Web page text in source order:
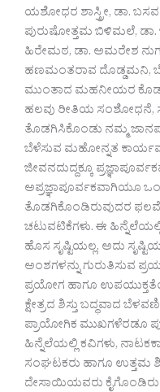
ಯಶೋಧರ ಶಾಸ್ತ್ರೀ, ಡಾ.
ಪುರುಷೋತ್ತಮ ಬಿಳಿಮಲೆ, ಡಾ.
ಹಿರೇಮಠ, ಡಾ. ಅಮರೇಶ
ಹಣಮಂತರಾವ ದೊಡ್ಡಮನಿ,
ಮುಂತಾದ ಮಹನೀಯರ
ಹಲವು ರೀತಿಯ ಸಂಶೋಧನೆ,
ತೊಡಗಿಸಿಕೊಂಡು ನಮ್ಮ
ಬೆಳೆಸುವ ಮಹೋನ್ನತ
ಜೀವನದುದ್ದಕ್ಕೂ
ಅಪ್ರಜ್ಞಾಪೂರ್ವಕವಾಗಿಯೂ
ತೊಡಗಿಕೊಂಡಿರುವುದರ
ಚಟುವಟಿಕೆಗಳು. ಈ
ಹೊಸ ಸೃಷ್ಟಿಯಲ್ಲ. ಅದು
ಅಂಶಗಳನ್ನು ಗುರುತಿಸುವ
ಪ್ರಯೋಗ ಹಾಗೂ
ಕ್ಷೇತ್ರದ ಶಿಸ್ತು ಬದ್ಧವಾದ
ಪ್ರಾಯೋಗಿಕ ಮುಖಗಳೆರಡೂ
ಹಿನ್ನೆಲೆಯಲ್ಲಿ ಕವಿಗಳು,
ಸಂಘಟಕರು ಹಾಗೂ ಉತ್ತಮ
ದೇಸಾಯಿಯವರು